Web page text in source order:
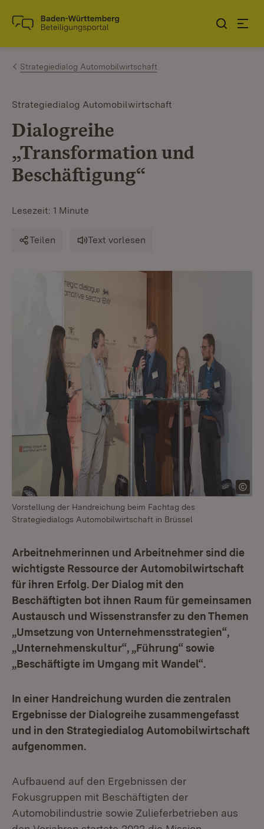
Zum Inhalt springen
Link zur Startseite
Strategiedialog Automobilwirtschaft
Strategiedialog Automobilwirtschaft
Dialogreihe
„Transformation und
Beschäftigung“
Lesezeit: 1 Minute
Teilen Text vorlesen
Vorstellung der Handreichung beim Fachtag des
Strategiedialogs Automobilwirtschaft in Brüssel
Arbeitnehmerinnen und Arbeitnehmer sind die
wichtigste Ressource der Automobilwirtschaft
für ihren Erfolg. Der Dialog mit den
Beschäftigten bot ihnen Raum für gemeinsamen
Austausch und Wissenstransfer zu den Themen
„Umsetzung von Unternehmensstrategien“,
„Unternehmenskultur“, „Führung“ sowie
„Beschäftigte im Umgang mit Wandel“.
In einer Handreichung wurden die zentralen
Ergebnisse der Dialogreihe zusammengefasst
und in den Strategiedialog Automobilwirtschaft
aufgenommen.
Aufbauend auf den Ergebnissen der
Fokusgruppen mit Beschäftigten der
Automobilindustrie sowie Zulieferbetrieben aus